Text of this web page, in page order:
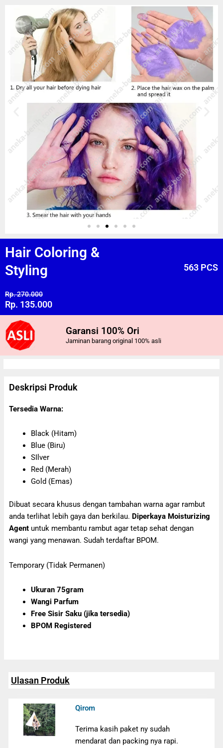
Hair Coloring &
Styling
563 PCS
Rp. 270.000
Rp. 135.000
Garansi 100% Ori
Jaminan barang original 100% asli
Deskripsi Produk
Tersedia Warna:
Black (Hitam)
Blue (Biru)
SIlver
Red (Merah)
Gold (Emas)
Dibuat secara khusus dengan tambahan warna agar rambut
anda terlihat lebih gaya dan berkilau. Diperkaya Moisturizing
Agent untuk membantu rambut agar tetap sehat dengan
wangi yang menawan. Sudah terdaftar BPOM.
Temporary (Tidak Permanen)
Ukuran 75gram
Wangi Parfum
Free Sisir Saku (jika tersedia)
BPOM Registered
Ulasan Produk
Qirom
Terima kasih paket ny sudah
mendarat dan packing nya rapi.